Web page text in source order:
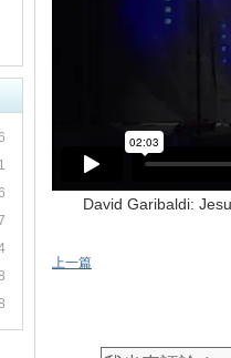
David Garibaldi:
上一篇